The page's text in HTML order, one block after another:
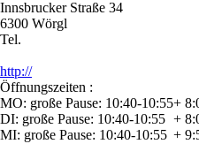
Innsbrucker Straße 34
6300 Wörgl
Tel.
http://
Öffnungszeiten :
MO: große Pause: 10:40-10:55+
DI: große Pause: 10:40-10:55 +
MI: große Pause: 10:40-10:55 +